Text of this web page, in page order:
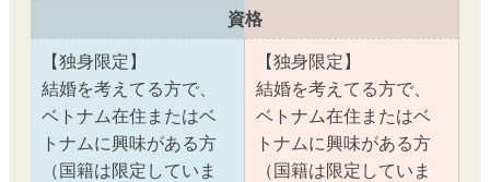
資格
【独身限定】
結婚を考えてる方で、
ベトナム在住またはベ
トナムに興味がある方
（国籍は限定していま
【独身限定】
結婚を考えてる方で、
ベトナム在住またはベ
トナムに興味がある方
（国籍は限定していま